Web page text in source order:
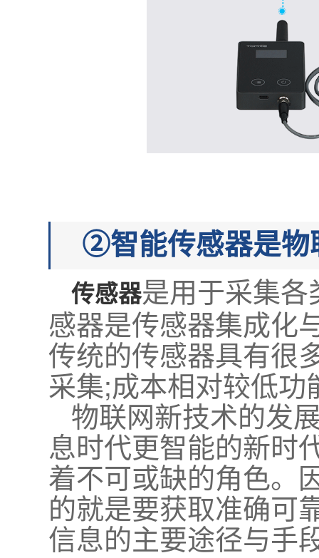
②智能传感器是物
传感器是用于采集
感器是传感器集成化
传统的传感器具有很
采集;成本相对较低
物联网新技术的发
息时代更智能的新时
着不可或缺的角色。
的就是要获取准确可
信息的主要途径与手